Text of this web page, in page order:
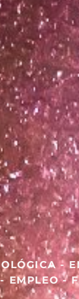
-
EMPLEO -